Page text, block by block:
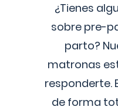
¿Tienes
sobre pre-
parto?
matronas
responderte.
de forma